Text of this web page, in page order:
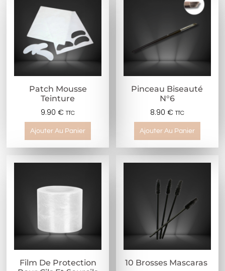
Patch Mousse
Teinture
9.90€ TTC
Ajouter Au Panier
Pinceau Biseauté
N°6
8.90 € TTC
Ajouter Au Panier
Film De Protection
10 Brosses Mascaras